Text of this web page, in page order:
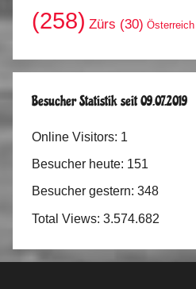
(258) Zürs (30) Österreich
Besucher Statistik seit 09.07.2019
Online Visitors: 1
Besucher heute: 151
Besucher gestern: 348
Total Views: 3.574.682